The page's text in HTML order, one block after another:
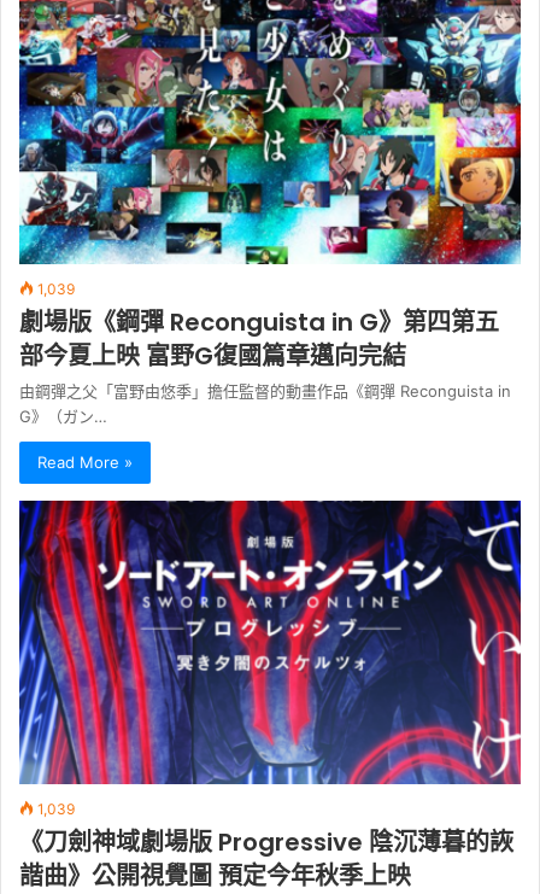
1,039
劇場版《鋼彈 Reconguista in G》第四第五
部今夏上映 富野G復國篇章邁向完結
由鋼彈之父「富野由悠季」擔任監督的動畫作品《鋼彈 Reconguista in
G》（ガン…
Read More »
1,039
《刀劍神域劇場版 Progressive 陰沉薄暮的詼
諧曲》公開視覺圖 預定今年秋季上映